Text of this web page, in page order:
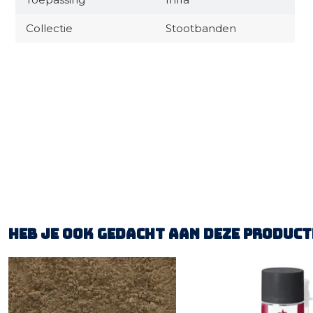
Collectie Stootbanden
Heb je ook gedacht aan deze